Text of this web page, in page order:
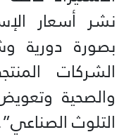
نشر أسعار
بصورة دورية
الشركات
والصحية
التلوث